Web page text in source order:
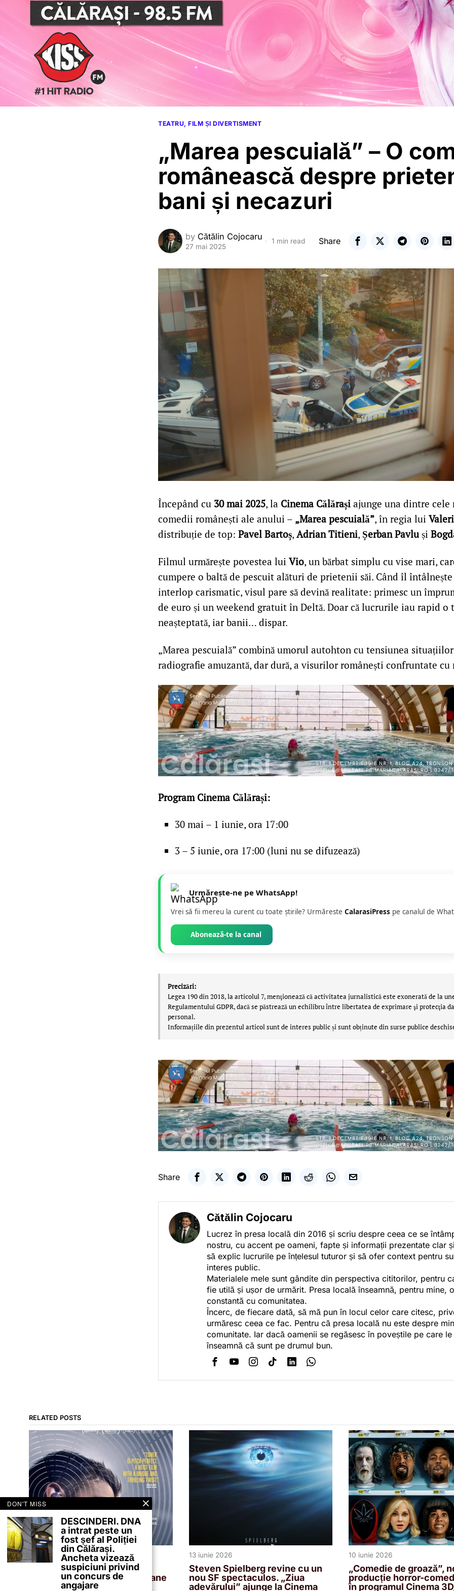
TEATRU, FILM ȘI DIVERTISMENT
„Marea pescuială” – O
românească despre
bani și necazuri
by Cătălin Cojocaru
27 mai 2025
1 min read Share
Începând cu 30 mai 2025, la Cinema Călărași ajunge una dintre cele
comedii românești ale anului – „Marea pescuială”, în regia lui
distribuție de top: Pavel Bartoș, Adrian Titieni, Șerban Pavluși
Filmul urmărește povestea lui Vio, un bărbat simplu cu vise mari,
cumpere o baltă de pescuit alături de prietenii săi. Când îl întâlnește
interlop carismatic, visul pare să devină realitate: primesc un
de euro și un weekend gratuit în Deltă. Doar că lucrurile iau rapid o
neașteptată, iar banii… dispar.
„Marea pescuială” combină umorul autohton cu tensiunea
radiografie amuzantă, dar dură, a visurilor românești confruntate cu
Program Cinema Călărași:
30 mai – 1 iunie, ora 17:00
3 – 5 iunie, ora 17:00 (luni nu se difuzează)
Urmărește-ne pe WhatsApp!
Vrei să fii mereu la curent cu toate știrile? Urmăreste CalarasiPress pe canalul de
Abonează-te la canal
Precizări:
Legea 190 din 2018, la articolul 7, menţionează că activitatea jurnalistică este exonerată de la
Regulamentului GDPR, dacă se păstrează un echilibru între libertatea de exprimare şi protecţia
personal.
Informațiile din prezentul articol sunt de interes public și sunt obținute din surse publice
Share
Cătălin Cojocaru
Lucrez în presa locală din 2016 și scriu despre ceea ce se
nostru, cu accent pe oameni, fapte și informații prezentate clar
să explic lucrurile pe înțelesul tuturor și să ofer context pentru
interes public.
Materialele mele sunt gândite din perspectiva cititorilor, pentru
fie utilă și ușor de urmărit. Presa locală înseamnă, pentru mine,
constantă cu comunitatea.
Încerc, de fiecare dată, să mă pun în locul celor care citesc,
urmăresc ceea ce fac. Pentru că presa locală nu este despre
comunitate. Iar dacă oamenii se regăsesc în poveștile pe care le
înseamnă că sunt pe drumul bun.
RELATED POSTS
15 iunie 2026
„Tuner”, thrillerul care
transformă un acordor de piane
într-un spărgător de seifuri,
13 iunie 2026
Steven Spielberg revine cu un
nou SF spectaculos. „Ziua
adevărului” ajunge la Cinema
10 iunie 2026
„Comedie de groază”,
producție horror-
în programul Cinema
DON'T MISS
DESCINDERI. DNA
a intrat peste un
fost șef al Poliției
din Călărași.
Ancheta vizează
suspiciuni privind
un concurs de
angajare